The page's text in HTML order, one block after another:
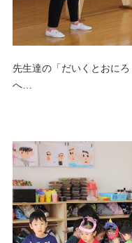
先生達の「だいくとおに
へ…